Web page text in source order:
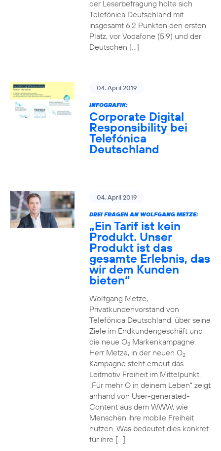
der Leserbefragung holte sich
Telefónica Deutschland mit
insgesamt 6,2 Punkten den ersten
Platz, vor Vodafone (5,9) und der
Deutschen […]
04. April 2019
INFOGRAFIK:
Corporate Digital
Responsibility bei
Telefónica
Deutschland
04. April 2019
DREI FRAGEN AN WOLFGANG METZE:
„Ein Tarif ist kein
Produkt. Unser
Produkt ist das
gesamte Erlebnis, das
wir dem Kunden
bieten“
Wolfgang Metze,
Privatkundenvorstand von
Telefónica Deutschland, über seine
Ziele im Endkundengeschäft und
die neue O2Markenkampagne.
Herr Metze, in der neuen O2
Kampagne steht erneut das
Leitmotiv Freiheit im Mittelpunkt.
„Für mehr O in deinem Leben“ zeigt
anhand von User-generated-
Content aus dem WWW, wie
Menschen ihre mobile Freiheit
nutzen. Was bedeutet dies konkret
für ihre […]